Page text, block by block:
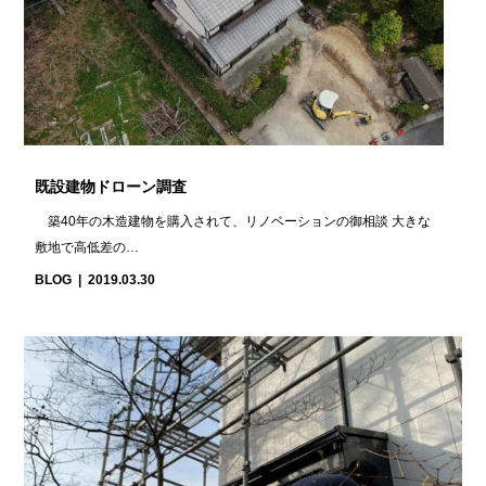
既設建物ドローン調査
築40年の木造建物を購入されて、リノベーションの御相談 大きな
敷地で高低差の…
BLOG 2019.03.30